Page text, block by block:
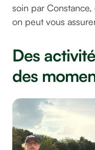
soin par
on peut vous
Des
des